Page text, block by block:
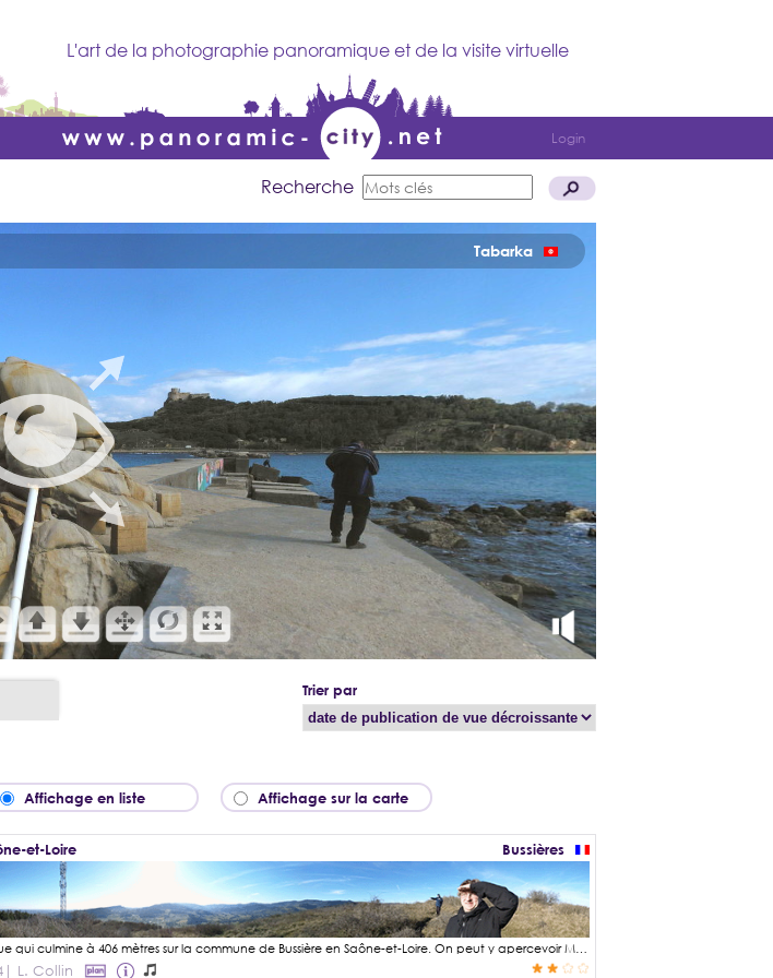
L'art de la photographie panoramique et de la visite virtuelle
Login
Recherche
Trier par
Affichage en liste Affichage sur la carte
et-Loire Bussières
Le Monsard est un point de vue qui culmine à 406 mètres sur la commune de Bussière en Saône-et-Loire. On peut y apercevoir Milly-Lamartine, Pierreclos, les roches de Solutré et Vergisson, Berzé-la-Ville. Par beau temps on peut aussi y voir le Mont-Blanc à l'est.
| L. Collin